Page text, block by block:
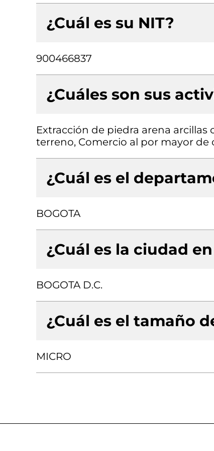
¿Cuál es su NIT?
900466837
¿Cuáles son sus
Extracción de piedra arena
terreno, Comercio al por mayor de
¿Cuál es el
BOGOTA
¿Cuál es la ciudad
BOGOTA D.C.
¿Cuál es el tamaño
MICRO